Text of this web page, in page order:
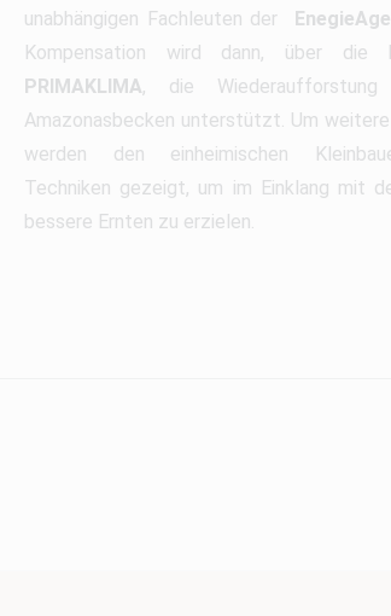
unabhängigen Fachleuten der
Kompensation wird dann, über die
PRIMAKLIMA, die
Amazonasbecken unterstützt. Um
werden den einheimischen
Techniken gezeigt, um im Einklang mit
bessere Ernten zu erzielen.